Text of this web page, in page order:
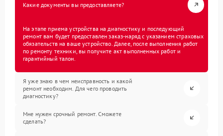
Какие документы вы предоставляете?
На этапе приема устройства на диагностику и последующий
ремонт вам будет предоставлен заказ-наряд с указанием страховых
обязательств на ваше устройство. Далее, после выполнения работ
по ремонту техники, вы получите акт выполненных работ и
гарантийный талон.
Я уже знаю в чем неисправность и какой
ремонт необходим. Для чего проводить
диагностику?
Мне нужен срочный ремонт. Сможете
сделать?